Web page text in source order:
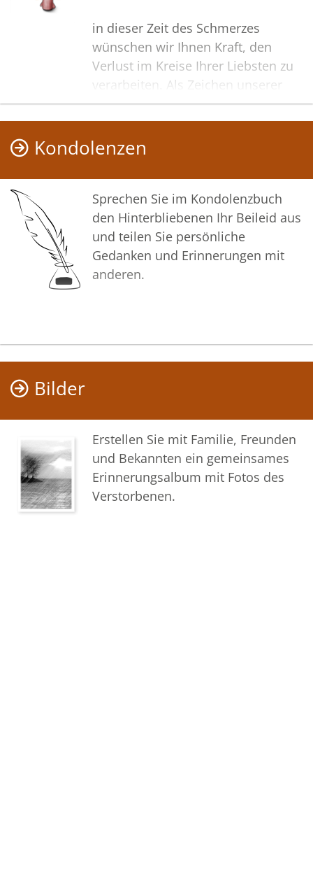
in dieser Zeit des Schmerzes
wünschen wir Ihnen Kraft, den
Verlust im Kreise Ihrer Liebsten zu
verarbeiten. Als Zeichen unserer
Anteilnahme und des Gedenkens
entzünden wir dieses erste Licht.
Möge diese Gedenkseite Ihnen
so das Andenken gemeinsam
wachzuhalten.
In aufrichtiger Verbundenheit
Ihr Team vom Bestattungshaus
Kondolenzen
Sprechen Sie im Kondolenzbuch
den Hinterbliebenen Ihr Beileid aus
und teilen Sie persönliche
Gedanken und Erinnerungen mit
anderen.
Bilder
Erstellen Sie mit Familie, Freunden
und Bekannten ein gemeinsames
Erinnerungsalbum mit Fotos des
Verstorbenen.